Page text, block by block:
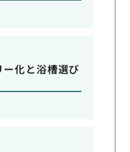
化と浴槽選び